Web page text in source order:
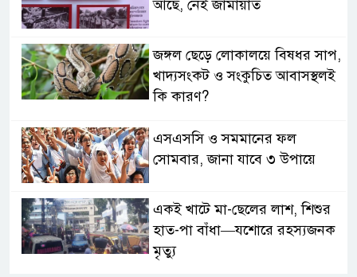
আছে, নেই জামায়াত
জঙ্গল ছেড়ে লোকালয়ে বিষধর সাপ,
খাদ্যসংকট ও সংকুচিত আবাসস্থলই
কি কারণ?
এসএসসি ও সমমানের ফল
সোমবার, জানা যাবে ৩ উপায়ে
একই খাটে মা-ছেলের লাশ, শিশুর
হাত-পা বাঁধা—যশোরে রহস্যজনক
মৃত্যু